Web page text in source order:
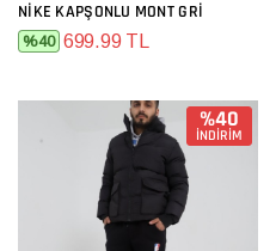
NIKE KAPŞONLU MONT GRI
%40 699.99 TL
%40
İNDİRİM